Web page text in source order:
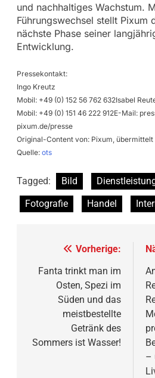
und nachhaltiges Wachstum.
Führungswechsel stellt Pixum
nächste Phase seiner
Entwicklung.
Pressekontakt:
Ingo Kreutz
Mobil: +49 (0) 152 56 762 632Isabel
Mobil: +49 (0) 151 46 222 912E-Mail:
pixum.de/presse
Original-Content von: Pixum,
Quelle: ots
Tagged: Bild
Fotografie
Handel
Vorherige:
Fanta trinkt man im
Osten, Spezi im
Süden und das
meistbestellte
Getränk des
Sommers ist Wasser!
–